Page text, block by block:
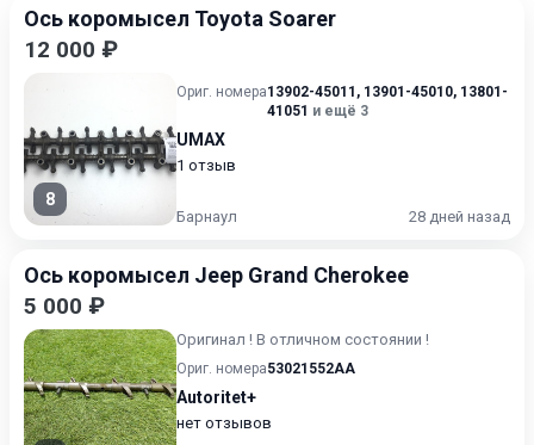
Ось коромысел Toyota Soarer
12 000 ₽
8
Ориг. номера13902-45011 , 13901-45010, 13801-
41051 и ещё 3
UMAX
1 отзыв
Барнаул 28 дней назад
Ось коромысел Jeep Grand Cherokee
5 000 ₽
Оригинал ! В отличном состоянии !
Ориг. номера53021552AA
Autoritet+
нет отзывов